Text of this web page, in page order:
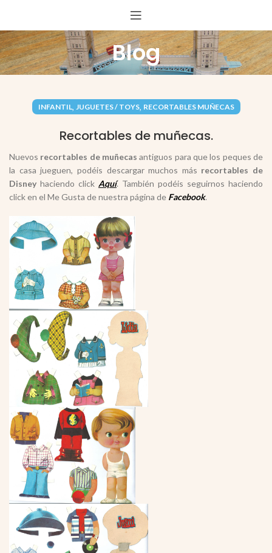
Blog
INFANTIL, JUGUETES / TOYS, RECORTABLES MUÑECAS
Recortables de muñecas.
Nuevos recortables de muñecas antiguos para que los peques de
la casa jueguen, podéis descargar muchos más recortables de
Disney haciendo click Aquí. También podéis seguirnos haciendo
click en el Me Gusta de nuestra página de Facebook.